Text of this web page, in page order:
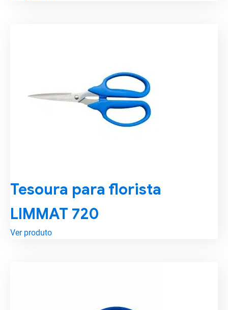
Tesoura para florista
LIMMAT 720
Ver produto